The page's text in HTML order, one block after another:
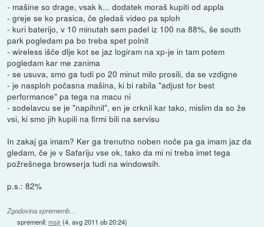
- mašine so drage, vsak k... dodatek moraš kupiti od appla
- greje se ko prasica, če gledaš video pa sploh
- kuri baterijo, v 10 minutah sem padel iz 100 na 88%, še south
park pogledam pa bo treba spet polnit
- wireless išče dlje kot se jaz logiram na xp-je in tam potem
pogledam kar me zanima
- se usuva, smo ga tudi po 20 minut milo prosili, da se vzdigne
- je nasploh počasna mašina, ki bi rabila "adjust for best
performance" pa tega na macu ni
- sodelavcu se je "napihnil", en je crknil kar tako, mislim da so že
vsi, ki smo jih kupili na firmi bili na servisu
In zakaj ga imam? Ker ga trenutno noben noče pa ga imam jaz da
gledam, če je v Safariju vse ok, tako da mi ni treba imet tega
požrešnega browserja tudi na windowsih.
p.s.: 82%
Zgodovina sprememb…
spremenil:msjr(4. avg 2011 ob 20:24)